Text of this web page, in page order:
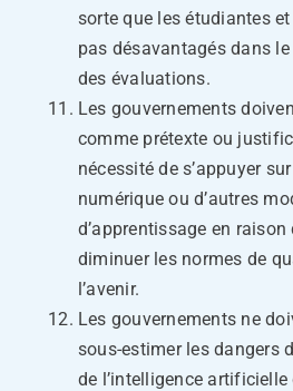
sorte que les étudiantes
pas désavantagés dans
des évaluations.
Les gouvernements
comme prétexte ou
nécessité de s’appuyer
numérique ou d’autres
d’apprentissage en raison
diminuer les normes de
l’avenir.
Les gouvernements ne
sous-estimer les dangers
de l’intelligence